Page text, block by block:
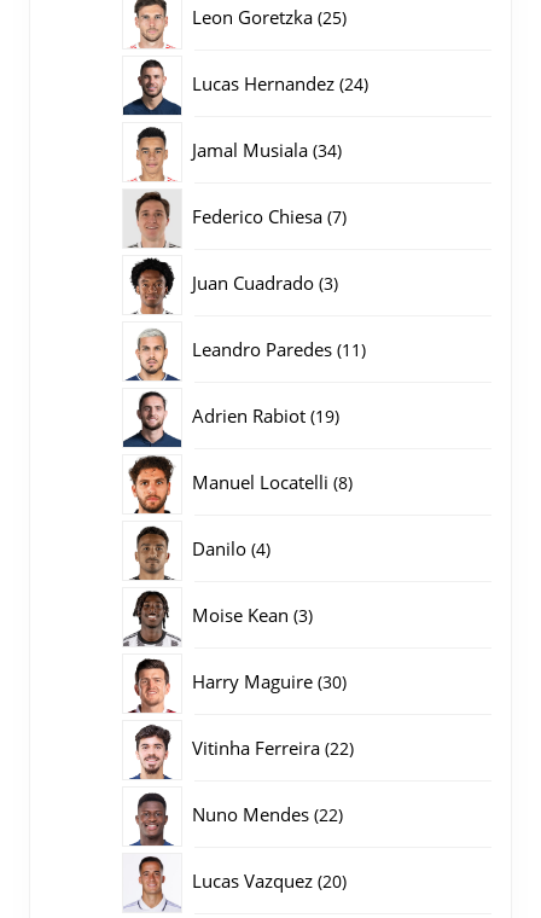
Leon Goretzka 2525
Lucas Hernandez 2424
Jamal Musiala 3434
Federico Chiesa 77
Juan Cuadrado 33
Leandro Paredes 1111
Adrien Rabiot 1919
Manuel Locatelli 88
Danilo 44
Moise Kean 33
Harry Maguire 3030
Vitinha Ferreira 2222
Nuno Mendes 2222
Lucas Vazquez 2020